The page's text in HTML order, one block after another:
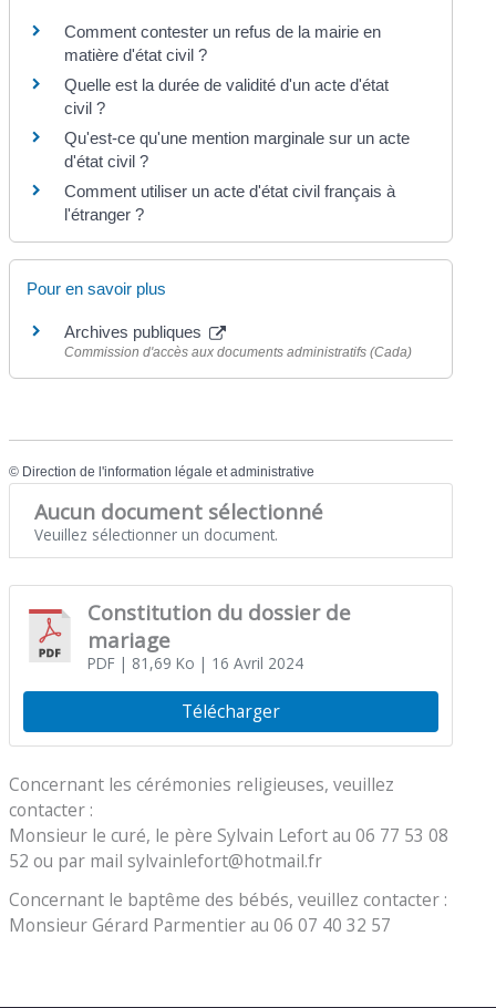
Comment contester un refus de la mairie en
matière d'état civil ?
Quelle est la durée de validité d'un acte d'état
civil ?
Qu'est-ce qu'une mention marginale sur un acte
d'état civil ?
Comment utiliser un acte d'état civil français à
l'étranger ?
Pour en savoir plus
Archives publiques
Commission d'accès aux documents administratifs (Cada)
© Direction de l'information légale et administrative
Aucun document sélectionné
Veuillez sélectionner un document.
Constitution du dossier de
mariage
PDF| 81,69 Ko | 16 Avril 2024
Télécharger
Concernant les cérémonies religieuses, veuillez
contacter :
Monsieur le curé, le père Sylvain Lefort au 06 77 53 08
52 ou par mail sylvainlefort@hotmail.fr
Concernant le baptême des bébés, veuillez contacter :
Monsieur Gérard Parmentier au 06 07 40 32 57